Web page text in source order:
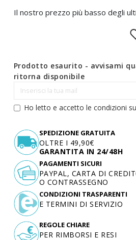
Il nostro prezzo più basso degli
Prodotto esaurito - avvisami
ritorna disponibile
Ho letto e accetto le condizioni
SPEDIZIONE GRATUITA
OLTRE I 49,90€
GARANTITA IN 24/48H
PAGAMENTI SICURI
PAYPAL, CARTA DI
O CONTRASSEGNO
CONDIZIONI TRASPARENTI
E TERMINI DI SERVIZIO
REGOLE CHIARE
PER RIMBORSI E RESI